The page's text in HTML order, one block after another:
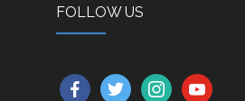
FOLLOW US
facebooktwitterinstagramyoutube